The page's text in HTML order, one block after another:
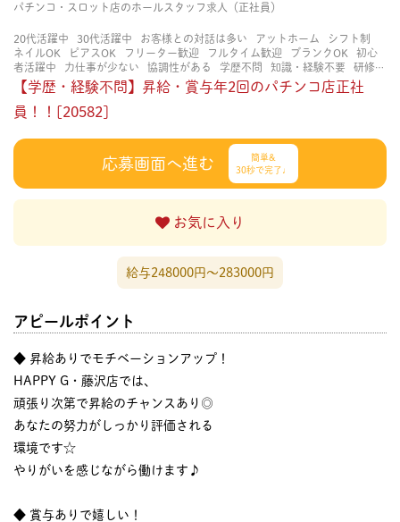
パチンコ・スロット店のホールスタッフ求人（正社員）
20代活躍中 30代活躍中 お客様との対話は多い アットホーム
シフト制
ネイルOK
ピアスOK フリーター歓迎 フルタイム歓迎 ブランクOK
初心
者活躍中
力仕事が少ない 協調性がある 学歴不問 知識・経験不要
研修あ
り
立ち仕事 経験者・有資格者歓迎 茶髪OK 賑やかな職場
長く働ける
長期歓迎
【学歴・経験不問】昇給・賞与年2回のパチンコ店正社
員！！[20582]
応募画面へ進む
簡単&
30秒で完了♩
お気に入り
給与248000円〜283000円
アピールポイント
◆ 昇給ありでモチベーションアップ！
HAPPY G・藤沢店では、
頑張り次第で昇給のチャンスあり◎
あなたの努力がしっかり評価される
環境です☆
やりがいを感じながら働けます♪
◆ 賞与ありで嬉しい！